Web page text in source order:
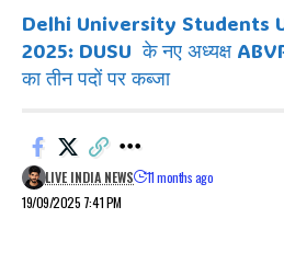
Delhi University Students
2025: DUSU के नए अध्यक्ष
का तीन पदों पर कब्जा
19/09/2025 7:41 PM
LIVE INDIA NEWS 11 months ago